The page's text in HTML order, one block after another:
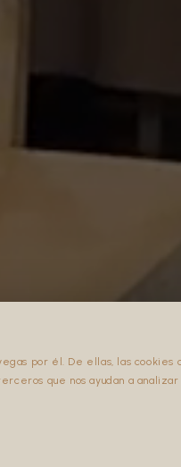
por él. De ellas, las
que nos ayudan a